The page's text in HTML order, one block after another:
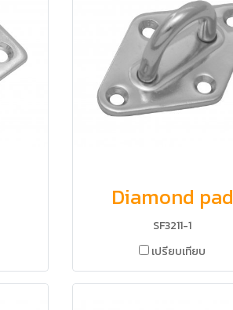
Diamond pad
SF3211-1
เปรียบเทียบ